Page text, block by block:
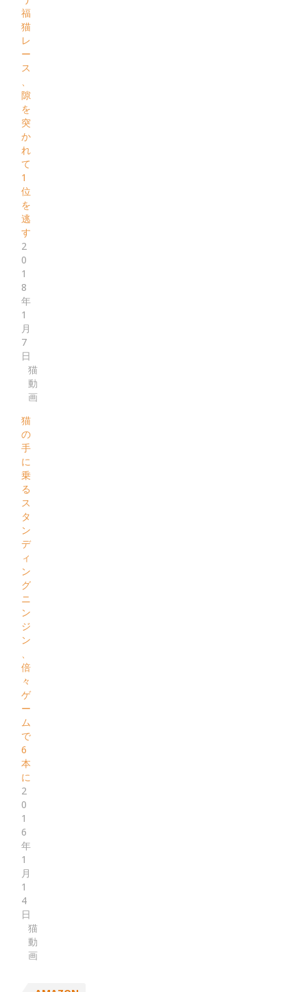
福
猫
レ
ー
ス
隙
を
突
か
れ
て
1
位
を
逃
す
2
0
1
8
年
1
月
7
日
猫
動
画
猫
の
手
に
乗
る
ス
タ
ン
デ
ィ
ン
グ
ニ
ン
ジ
ン
倍
々
ゲ
ー
ム
で
6
本
に
2
0
1
6
年
1
月
1
4
日
猫
動
画